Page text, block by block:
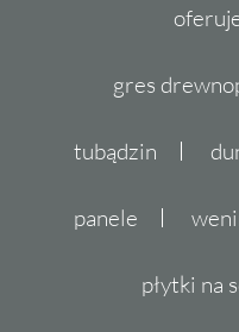
gres
tubądzin
panele
płytki na